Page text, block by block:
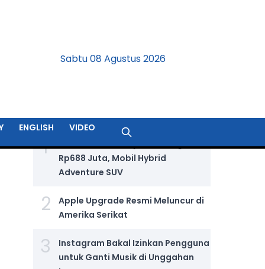
Sabtu 08 Agustus 2026
ENGLISH VIDEO
1
Jetour T2 i-DM Dijual Seharga
Rp688 Juta, Mobil Hybrid
Adventure SUV
2
Apple Upgrade Resmi Meluncur di
Amerika Serikat
3
Instagram Bakal Izinkan Pengguna
untuk Ganti Musik di Unggahan